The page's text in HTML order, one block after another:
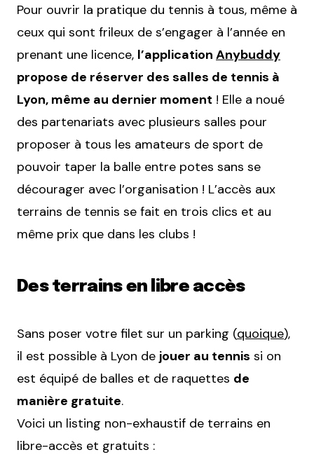
Pour ouvrir la pratique du tennis à tous, même à
ceux qui sont frileux de s’engager à l’année en
prenant une licence, l’application Anybuddy
propose de réserver des salles de tennis à
Lyon, même au dernier moment ! Elle a noué
des partenariats avec plusieurs salles pour
proposer à tous les amateurs de sport de
pouvoir taper la balle entre potes sans se
décourager avec l’organisation ! L’accès aux
terrains de tennis se fait en trois clics et au
même prix que dans les clubs !
Des terrains en libre accès
Sans poser votre filet sur un parking (quoique),
il est possible à Lyon de jouer au tennis si on
est équipé de balles et de raquettes de
manière gratuite.
Voici un listing non-exhaustif de terrains en
libre-accès et gratuits :